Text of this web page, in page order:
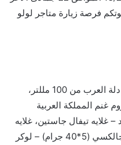
فرصة زيارة متاجر لولو
خل قصب سكر طبيعي بيدر(3.7 لتر) ، دلة العرب من 100 مللتر،
غنم المملكة العربية
مجمد – غلايه تيفال جاستين، غلايه
تيفال بيرفورما 2 لاسلكيه- شوكولاته جالكسي (5*40 جرام) – لوكر